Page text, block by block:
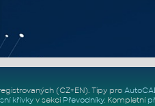
(CZ+EN). Tipy pro
křivkyv sekci Převodníky. Kompletní